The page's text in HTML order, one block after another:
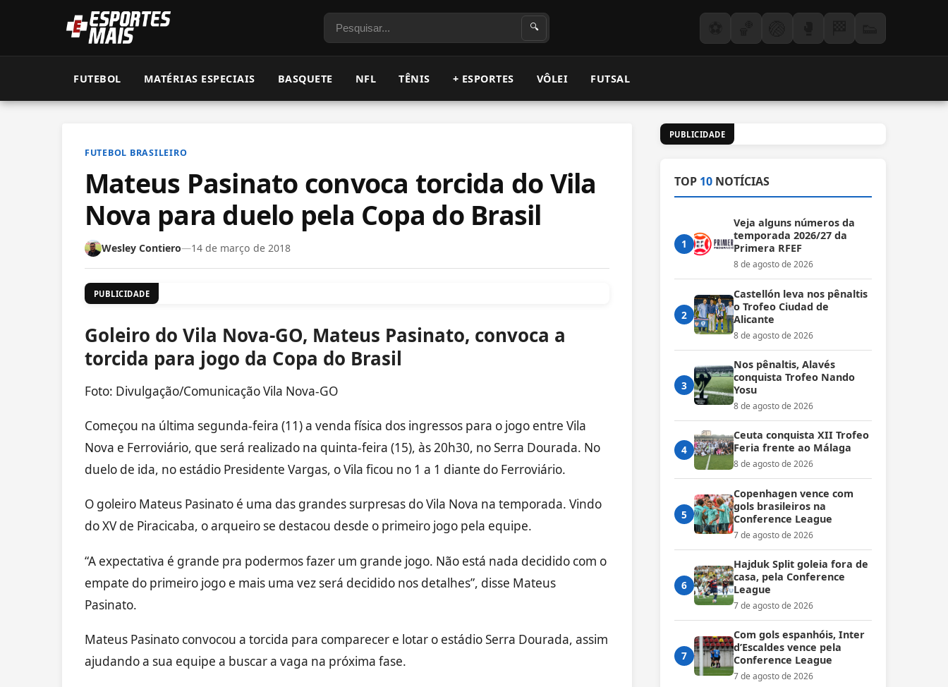
Pesquisar 🔍
FUTEBOL MATÉRIAS ESPECIAIS BASQUETE NFL TÊNIS + ESPORTES VÔLEI FUTSAL
FUTEBOL BRASILEIRO
Mateus Pasinato convoca torcida do Vila
Nova para duelo pela Copa do Brasil
Wesley Contiero—14 de março de 2018
PUBLICIDADE
Goleiro do Vila Nova-GO, Mateus Pasinato, convoca a
torcida para jogo da Copa do Brasil
Foto: Divulgação/Comunicação Vila Nova-GO
Começou na última segunda-feira (11) a venda física dos ingressos para o jogo entre Vila
Nova e Ferroviário, que será realizado na quinta-feira (15), às 20h30, no Serra Dourada. No
duelo de ida, no estádio Presidente Vargas, o Vila ficou no 1 a 1 diante do Ferroviário.
O goleiro Mateus Pasinato é uma das grandes surpresas do Vila Nova na temporada. Vindo
do XV de Piracicaba, o arqueiro se destacou desde o primeiro jogo pela equipe.
“A expectativa é grande pra podermos fazer um grande jogo. Não está nada decidido com o
empate do primeiro jogo e mais uma vez será decidido nos detalhes”, disse Mateus
Pasinato.
Mateus Pasinato convocou a torcida para comparecer e lotar o estádio Serra Dourada, assim
ajudando a sua equipe a buscar a vaga na próxima fase.
PUBLICIDADE
TOP 10 NOTÍCIAS
1
Veja alguns números da
temporada 2026/27 da
Primera RFEF
8 de agosto de 2026
2
Castellón leva nos pênaltis
o Trofeo Ciudad de
Alicante
8 de agosto de 2026
3
Nos pênaltis, Alavés
conquista Trofeo Nando
Yosu
8 de agosto de 2026
4
Ceuta conquista XII Trofeo
Feria frente ao Málaga
8 de agosto de 2026
5
Copenhagen vence com
gols brasileiros na
Conference League
7 de agosto de 2026
6
Hajduk Split goleia fora de
casa, pela Conference
League
7 de agosto de 2026
7
Com gols espanhóis, Inter
d’Escaldes vence pela
Conference League
7 de agosto de 2026